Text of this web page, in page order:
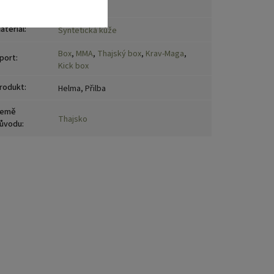
: Syntetická kůže
: Box, MMA, Thajský box, Krav-Maga,
Kick box
:
Helma, Přilba
: Thajsko